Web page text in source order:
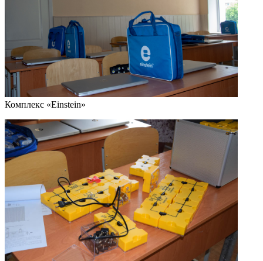
Комплекс «Еinstein»